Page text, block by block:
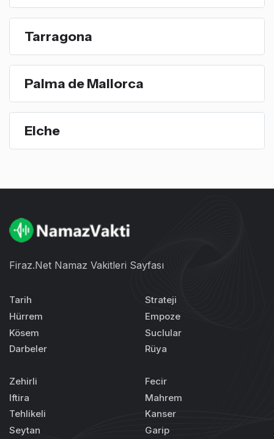
Tarragona
Palma de Mallorca
Elche
Firaz.Net Namaz Vakitleri Sayfası
Tarih
Hürrem
Kösem
Darbeler
Strateji
Empoze
Suclular
Rüya
Zehirli
Iftira
Tehlikeli
Seytan
Fecir
Mahrem
Kanser
Garip